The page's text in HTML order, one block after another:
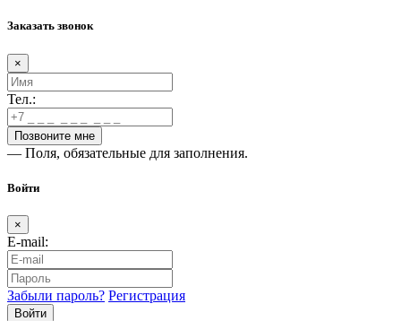
Заказать звонок
×
Тел.:
— Поля, обязательные для заполнения.
Войти
×
E-mail:
Забыли пароль? Регистрация